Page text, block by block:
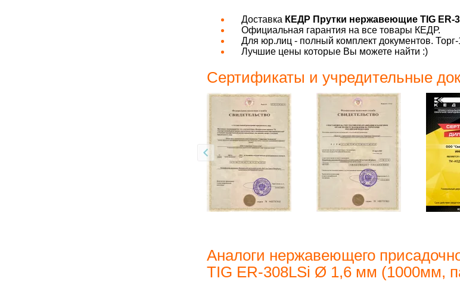
Доставка КЕДР Прутки нержавеющие TIG ER-
Официальная гарантия на все товары КЕДР.
Для юр.лиц - полный комплект документов.
Лучшие цены которые Вы можете найти :)
Сертификаты и учредительные
Аналоги нержавеющего
TIG ER-308LSi Ø 1,6 мм (1000мм,